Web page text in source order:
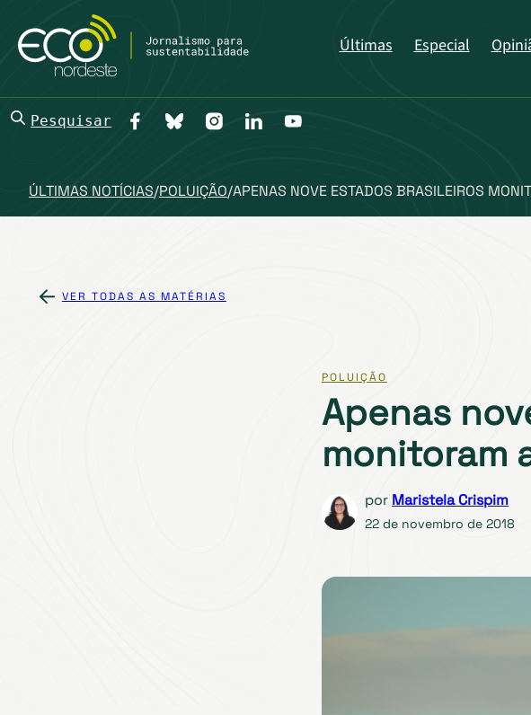
Últimas Especial
Pesquisar
ÚLTIMAS NOTÍCIAS/POLUIÇÃO/APENAS NOVE ESTADOS BRASILEIROS
VER TODAS AS MATÉRIAS
POLUIÇÃO
Apenas
monitoram
por Maristela Crispim
22 de novembro de 2018